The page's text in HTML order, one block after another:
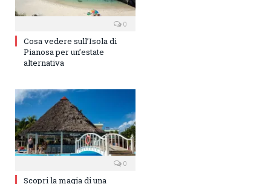
0
Cosa vedere sull’Isola di
Pianosa per un’estate
alternativa
0
Scopri la magia di una